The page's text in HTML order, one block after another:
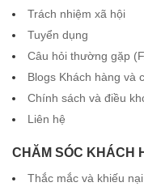
Trách nhiệm xã hội
Tuyển dụng
Câu hỏi thường gặp
Blogs Khách hàng và
Chính sách và điều
Liên hệ
CHĂM SÓC KHÁCH
Thắc mắc và khiếu nại